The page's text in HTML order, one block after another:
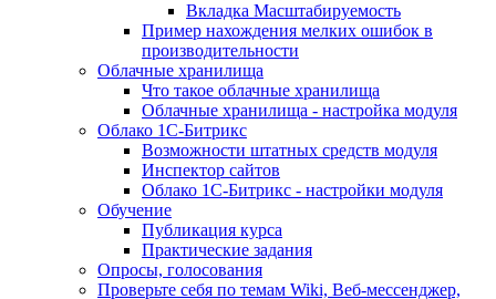
Вкладка Масштабируемость
Пример нахождения мелких ошибок в
производительности
Облачные хранилища
Что такое облачные хранилища
Облачные хранилища - настройка модуля
Облако 1С-Битрикс
Возможности штатных средств модуля
Инспектор сайтов
Облако 1С-Битрикс - настройки модуля
Обучение
Публикация курса
Практические задания
Опросы, голосования
Проверьте себя по темам Wiki, Веб-мессенджер,